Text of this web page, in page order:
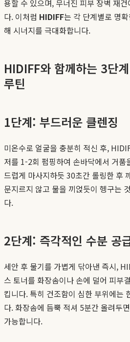
용할 수 있으며, 무너진 피부 장벽 재
다. 이처럼 HIDIFF는 각 단계별로 명
해 시너지를 극대화합니다.
HIDIFF와 함께하는 3단
루틴
1단계: 부드러운 클렌징
미온수로 얼굴을 충분히 적신 후,
저를 1-2회 펌핑하여 손바닥에서 거품
드럽게 마사지하듯 30초간 롤링한 후
문지르지 않고 물을 끼얹듯이 헹구는
다.
2단계: 즉각적인 수분 공
세안 후 물기를 가볍게 닦아낸 즉시,
스 토너를 화장솜이나 손에 덜어 피부
킵니다. 특히 건조함이 심한 부위에는
다. 화장솜에 듬뿍 적셔 5분간 올려두
가능합니다.